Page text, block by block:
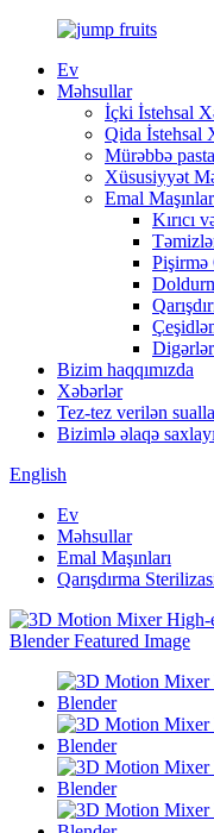
Ev
Məhsullar
İçki İstehsal
Qida İstehsal
Mürəbbə
Xüsusiyyət
Emal
Kırıcı
Pişirmə
Bizim haqqımızda
Xəbərlər
Tez-tez verilən
Bizimlə əlaqə
English
Ev
Məhsullar
Emal Maşınları
Qarışdırma